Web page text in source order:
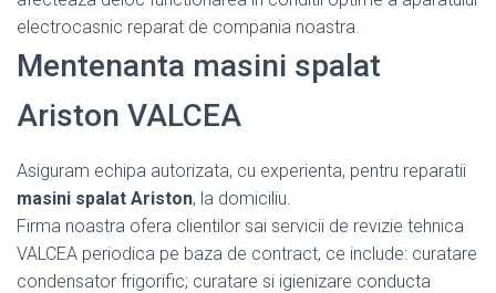
electrocasnic reparat de compania noastra.
Mentenanta masini spalat
Ariston VALCEA
Asiguram echipa autorizata, cu experienta, pentru reparatii
masini spalat Ariston, la domiciliu.
Firma noastra ofera clientilor sai servicii de revizie tehnica
VALCEA periodica pe baza de contract, ce include: curatare
condensator frigorific; curatare si igienizare conducta